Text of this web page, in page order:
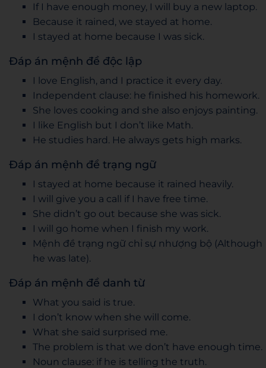
If I have enough money, I will buy a new laptop.
Because it rained, we stayed at home.
I stayed at home because I was sick.
Đáp án mệnh đề độc lập
I love English, and I practice it every day.
Independent clause: he finished his homework.
She loves cooking and she also enjoys painting.
I like English but I don’t like Math.
He studies hard. He always gets high marks.
Đáp án mệnh đề trạng ngữ
I stayed at home because it rained heavily.
I will give you a call if I have free time.
She didn’t go out because she was sick.
I will go home when I finish my work.
Mệnh đề trạng ngữ chỉ sự nhượng bộ (Although
he was late).
Đáp án mệnh đề danh từ
What you said is true.
I don’t know when she will come.
What she said surprised me.
The problem is that we don’t have enough time.
Noun clause: if he is telling the truth.